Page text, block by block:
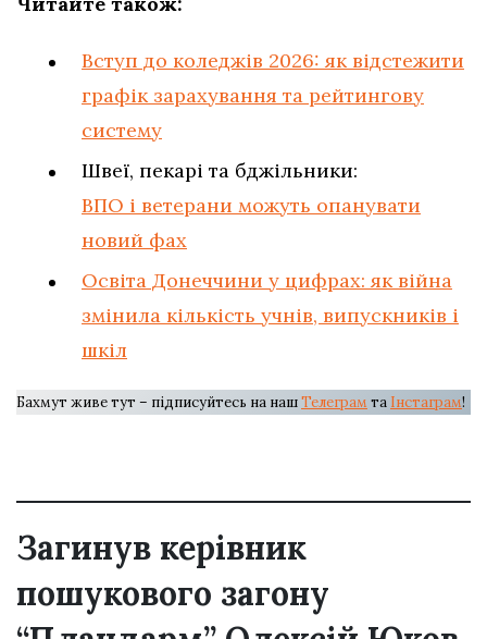
Вступ до коледжів 2026: як відстежити
графік зарахування та рейтингову
систему
Швеї, пекарі та бджільники:
ВПО і ветерани можуть опанувати
новий фах
Освіта Донеччини у цифрах: як війна
змінила кількість учнів, випускників і
шкіл
Бахмут живе тут – підписуйтесь на нашТелеграм та Інстаграм!
Загинув керівник
пошукового загону